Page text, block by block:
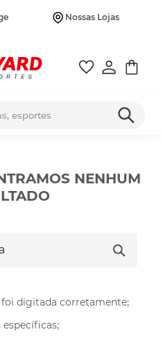
Nossas Lojas
NENHUM
digitada corretamente;